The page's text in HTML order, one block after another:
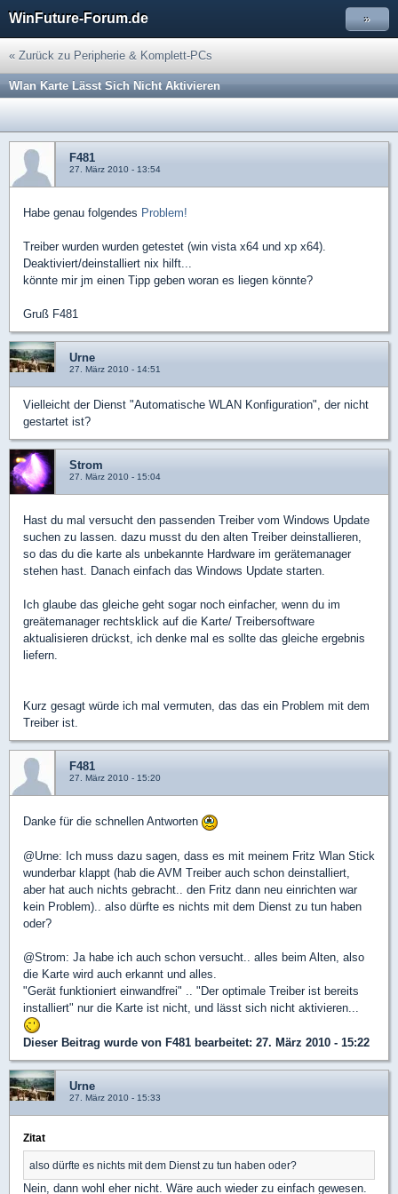
WinFuture-Forum.de »
« Zurück zu Peripherie & Komplett-PCs
Wlan Karte Lässt Sich Nicht Aktivieren
F481
27. März 2010 - 13:54
Habe genau folgendes Problem!
Treiber wurden wurden getestet (win vista x64 und xp x64).
Deaktiviert/deinstalliert nix hilft...
könnte mir jm einen Tipp geben woran es liegen könnte?
Gruß F481
Urne
27. März 2010 - 14:51
Vielleicht der Dienst "Automatische WLAN Konfiguration", der nicht
gestartet ist?
Strom
27. März 2010 - 15:04
Hast du mal versucht den passenden Treiber vom Windows Update
suchen zu lassen. dazu musst du den alten Treiber deinstallieren,
so das du die karte als unbekannte Hardware im gerätemanager
stehen hast. Danach einfach das Windows Update starten.
Ich glaube das gleiche geht sogar noch einfacher, wenn du im
greätemanager rechtsklick auf die Karte/ Treibersoftware
aktualisieren drückst, ich denke mal es sollte das gleiche ergebnis
liefern.
Kurz gesagt würde ich mal vermuten, das das ein Problem mit dem
Treiber ist.
F481
27. März 2010 - 15:20
Danke für die schnellen Antworten
@Urne: Ich muss dazu sagen, dass es mit meinem Fritz Wlan Stick
wunderbar klappt (hab die AVM Treiber auch schon deinstalliert,
aber hat auch nichts gebracht.. den Fritz dann neu einrichten war
kein Problem).. also dürfte es nichts mit dem Dienst zu tun haben
oder?
@Strom: Ja habe ich auch schon versucht.. alles beim Alten, also
die Karte wird auch erkannt und alles.
"Gerät funktioniert einwandfrei" .. "Der optimale Treiber ist bereits
installiert" nur die Karte ist nicht, und lässt sich nicht aktivieren...
Dieser Beitrag wurde von F481 bearbeitet: 27. März 2010 - 15:22
Urne
27. März 2010 - 15:33
Zitat
also dürfte es nichts mit dem Dienst zu tun haben oder?
Nein, dann wohl eher nicht. Wäre auch wieder zu einfach gewesen.